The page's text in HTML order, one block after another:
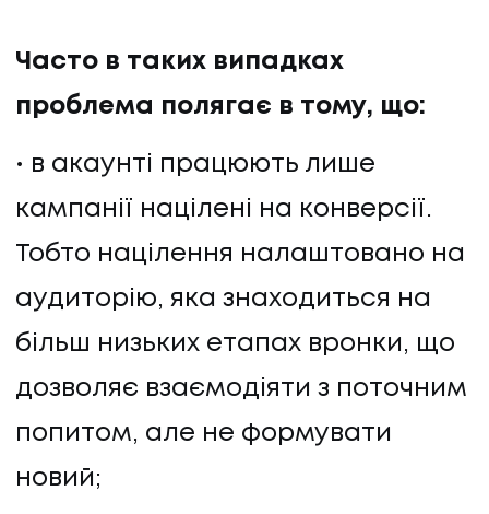
Часто в таких випадках
проблема полягає в тому, що:
в акаунті працюють лише
кампанії націлені на конверсії.
Тобто націлення налаштовано на
аудиторію, яка знаходиться на
більш низьких етапах вронки, що
дозволяє взаємодіяти з поточним
попитом, але не формувати
новий;